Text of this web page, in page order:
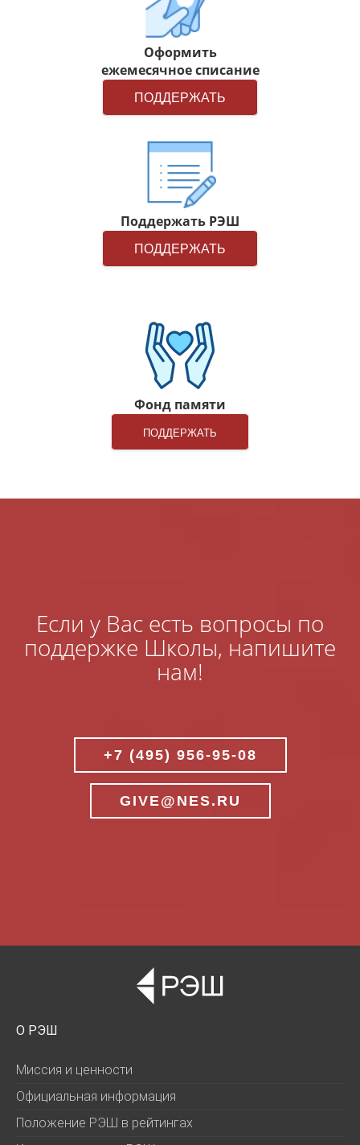
Оформить
ежемесячное списание
ПОДДЕРЖАТЬ
Поддержать РЭШ
ПОДДЕРЖАТЬ
Фонд памяти
ПОДДЕРЖАТЬ
Если у Вас есть вопросы по
поддержке Школы, напишите
нам!
+7 (495) 956-95-08
GIVE@NES.RU
О РЭШ
Миссия и ценности
Официальная информация
Положение РЭШ в рейтингах